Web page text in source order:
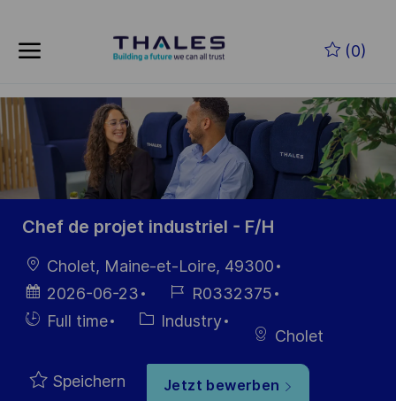
(0)
-
Chef de projet industriel - F/H
Ort
Cholet, Maine-et-Loire, 49300
Datum der
Veröffentlichung
2026-06-23
Job-
ID
R0332375
Einstellunngstyp
Full time Kategorie
Industry
Cholet
Speichern Jetzt bewerben